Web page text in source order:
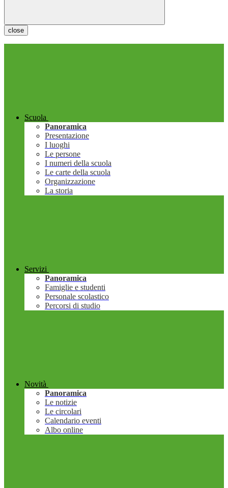
close
Scuola
Panoramica
Presentazione
I luoghi
Le persone
I numeri della scuola
Le carte della scuola
Organizzazione
La storia
Servizi
Panoramica
Famiglie e studenti
Personale scolastico
Percorsi di studio
Novità
Panoramica
Le notizie
Le circolari
Calendario eventi
Albo online